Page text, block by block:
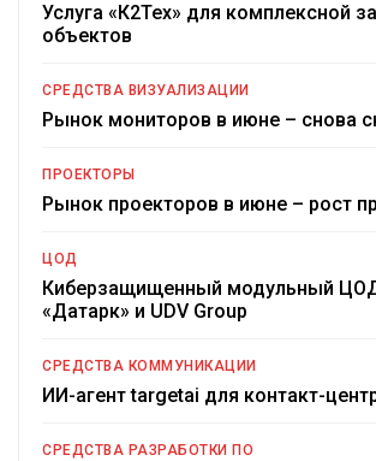
Услуга «К2Тех» для комплексной
объектов
СРЕДСТВА ВИЗУАЛИЗАЦИИ
Рынок мониторов в июне – снова
ПРОЕКТОРЫ
Рынок проекторов в июне – рост
ЦОД
Киберзащищенный модульный
«Датарк» и UDV Group
СРЕДСТВА КОММУНИКАЦИИ
ИИ-агент targetai для контакт-
СРЕДСТВА РАЗРАБОТКИ ПО